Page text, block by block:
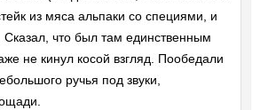
из мяса альпаки со специями, и
Сказал, что был там единственным
не кинул косой взгляд. Пообедали
ручья под звуки,